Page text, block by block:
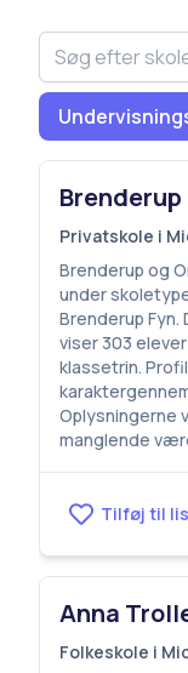
Privatskole i
Brenderup og
under
Brenderup
viser 303
klassetrin.
Oplysningerne
manglende
Tilføj til
Anna
Folkeskole i